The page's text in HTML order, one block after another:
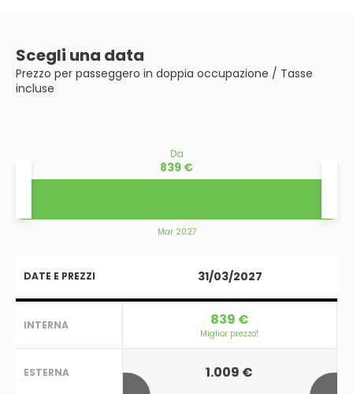
Scegli una data
Prezzo per passeggero in doppia occupazione / Tasse
incluse
Da
839 €
Mar 2027
DATE E PREZZI
INTERNA
ESTERNA
31/03/2027
839 €
Miglior prezzo!
1.009 €